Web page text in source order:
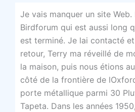
Je vais manquer un site
Birdforum qui est aussi long
est terminé. Je lai contacté
retour, Terry ma réveillé de
la maison, puis nous étions
côté de la frontière de
porte métallique parmi 30
Tapeta. Dans les années